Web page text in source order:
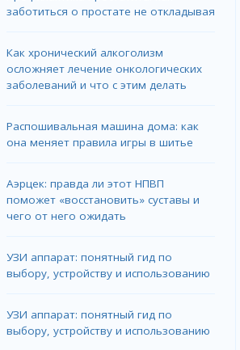
заботиться о простате не откладывая
Как хронический алкоголизм
осложняет лечение онкологических
заболеваний и что с этим делать
Распошивальная машина дома: как
она меняет правила игры в шитье
Аэрцек: правда ли этот НПВП
поможет «восстановить» суставы и
чего от него ожидать
УЗИ аппарат: понятный гид по
выбору, устройству и использованию
УЗИ аппарат: понятный гид по
выбору, устройству и использованию